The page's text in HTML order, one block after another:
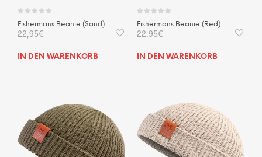
Fishermans Beanie (Sand)
22,95€
IN DEN WARENKORB
Fishermans Beanie (Red)
22,95€
IN DEN WARENKORB